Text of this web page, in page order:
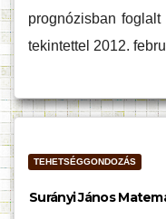
prognózisban
tekintettel 2012.
TEHETSÉGGONDOZÁS
Surányi János